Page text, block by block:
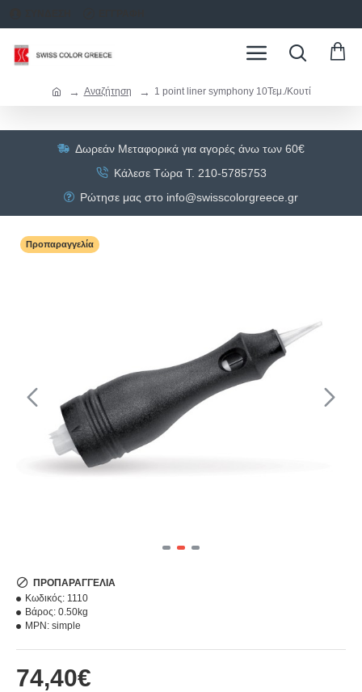
Αναζήτηση 1 point liner symphony 10Τεμ./Κουτί
Δωρεάν Μεταφορικά για αγορές άνω των 60€
Κάλεσε Τώρα Τ. 210-5785753
Ρώτησε μας στο info@swisscolorgreece.gr
Προπαραγγελία
74,40€
ΠΡΟΠΑΡΑΓΓΕΛΊΑ
Κωδικός: 1110
Βάρος: 0.50kg
MPN: simple